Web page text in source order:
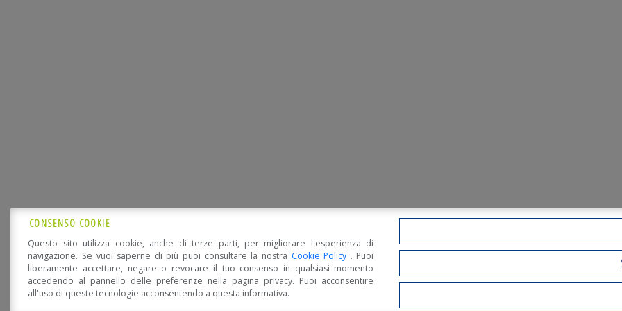
CONSENSO COOKIE
Questo sito utilizza cookie, anche di terze parti, per migliorare l'esperienza di
navigazione. Se vuoi saperne di più puoi consultare la nostra Cookie Policy . Puoi
liberamente accettare, negare o revocare il tuo consenso in qualsiasi momento
accedendo al pannello delle preferenze nella pagina privacy. Puoi acconsentire
all'uso di queste tecnologie acconsentendo a questa informativa.